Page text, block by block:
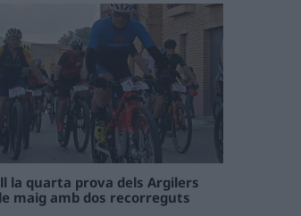
la quarta prova dels Argilers
maig amb dos recorreguts